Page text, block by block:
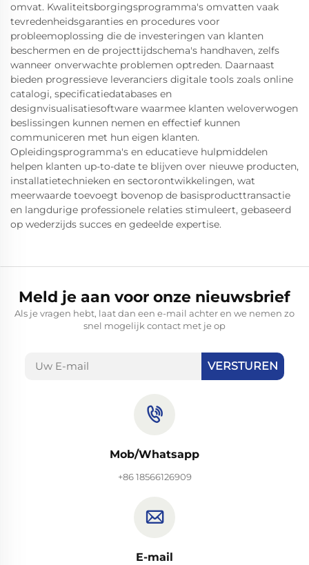
omvat. Kwaliteitsborgingsprogramma's omvatten vaak
tevredenheidsgaranties en procedures voor
probleemoplossing die de investeringen van klanten
beschermen en de projecttijdschema's handhaven, zelfs
wanneer onverwachte problemen optreden. Daarnaast
bieden progressieve leveranciers digitale tools zoals online
catalogi, specificatiedatabases en
designvisualisatiesoftware waarmee klanten weloverwogen
beslissingen kunnen nemen en effectief kunnen
communiceren met hun eigen klanten.
Opleidingsprogramma's en educatieve hulpmiddelen
helpen klanten up-to-date te blijven over nieuwe producten,
installatietechnieken en sectorontwikkelingen, wat
meerwaarde toevoegt bovenop de basisproducttransactie
en langdurige professionele relaties stimuleert, gebaseerd
op wederzijds succes en gedeelde expertise.
Meld je aan voor onze nieuwsbrief
Als je vragen hebt, laat dan een e-mail achter en we nemen zo
snel mogelijk contact met je op
VERSTUREN
Mob/Whatsapp
+86 18566126909
E-mail